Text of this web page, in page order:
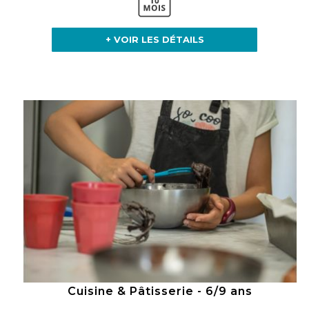
+ VOIR LES DÉTAILS
Cuisine & Pâtisserie - 6/9 ans